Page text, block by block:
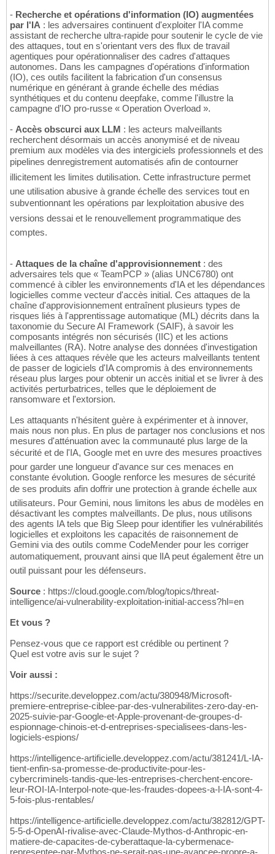
- Recherche et opérations d'information (IO) augmentées
par l'IA : les adversaires continuent d'exploiter l'IA comme
assistant de recherche ultra-rapide pour soutenir le cycle de vie
des attaques, tout en s'orientant vers des flux de travail
agentiques pour opérationnaliser des cadres d'attaques
autonomes. Dans les campagnes d'opérations d'information
(IO), ces outils facilitent la fabrication d'un consensus
numérique en générant à grande échelle des médias
synthétiques et du contenu deepfake, comme l'illustre la
campagne d'IO pro-russe « Operation Overload ».
- Accès obscurci aux LLM : les acteurs malveillants
recherchent désormais un accès anonymisé et de niveau
premium aux modèles via des intergiciels professionnels et des
pipelines denregistrement automatisés afin de contourner
illicitement les limites dutilisation. Cette infrastructure permet
une utilisation abusive à grande échelle des services tout en
subventionnant les opérations par lexploitation abusive des
versions dessai et le renouvellement programmatique des
comptes.
- Attaques de la chaîne d'approvisionnement : des
adversaires tels que « TeamPCP » (alias UNC6780) ont
commencé à cibler les environnements d'IA et les dépendances
logicielles comme vecteur d'accès initial. Ces attaques de la
chaîne d'approvisionnement entraînent plusieurs types de
risques liés à l'apprentissage automatique (ML) décrits dans la
taxonomie du Secure AI Framework (SAIF), à savoir les
composants intégrés non sécurisés (IIC) et les actions
malveillantes (RA). Notre analyse des données d'investigation
liées à ces attaques révèle que les acteurs malveillants tentent
de passer de logiciels d'IA compromis à des environnements
réseau plus larges pour obtenir un accès initial et se livrer à des
activités perturbatrices, telles que le déploiement de
ransomware et l'extorsion.
Les attaquants n'hésitent guère à expérimenter et à innover,
mais nous non plus. En plus de partager nos conclusions et nos
mesures d'atténuation avec la communauté plus large de la
sécurité et de l'IA, Google met en uvre des mesures proactives
pour garder une longueur d'avance sur ces menaces en
constante évolution. Google renforce les mesures de sécurité
de ses produits afin doffrir une protection à grande échelle aux
utilisateurs. Pour Gemini, nous limitons les abus de modèles en
désactivant les comptes malveillants. De plus, nous utilisons
des agents IA tels que Big Sleep pour identifier les vulnérabilités
logicielles et exploitons les capacités de raisonnement de
Gemini via des outils comme CodeMender pour les corriger
automatiquement, prouvant ainsi que lIA peut également être un
outil puissant pour les défenseurs.
Source : https://cloud.google.com/blog/topics/threat-
intelligence/ai-vulnerability-exploitation-initial-access?hl=en
Et vous ?
Pensez-vous que ce rapport est crédible ou pertinent ?
Quel est votre avis sur le sujet ?
Voir aussi :
https://securite.developpez.com/actu/380948/Microsoft-
premiere-entreprise-ciblee-par-des-vulnerabilites-zero-day-en-
2025-suivie-par-Google-et-Apple-provenant-de-groupes-d-
espionnage-chinois-et-d-entreprises-specialisees-dans-les-
logiciels-espions/
https://intelligence-artificielle.developpez.com/actu/381241/L-IA-
tient-enfin-sa-promesse-de-productivite-pour-les-
cybercriminels-tandis-que-les-entreprises-cherchent-encore-
leur-ROI-IA-Interpol-note-que-les-fraudes-dopees-a-l-IA-sont-4-
5-fois-plus-rentables/
https://intelligence-artificielle.developpez.com/actu/382812/GPT-
5-5-d-OpenAI-rivalise-avec-Claude-Mythos-d-Anthropic-en-
matiere-de-capacites-de-cyberattaque-la-cybermenace-